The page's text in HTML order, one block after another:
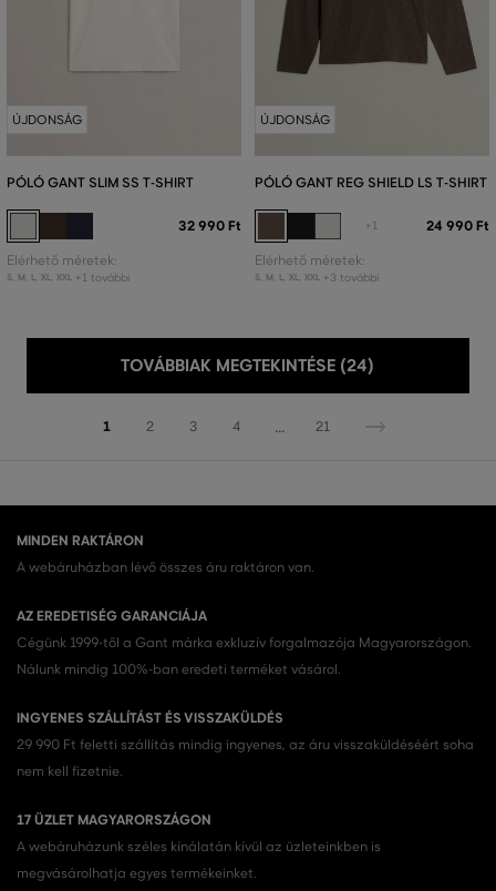
ÚJDONSÁG
PÓLÓ GANT SLIM SS T-SHIRT
32 990 Ft
Elérhető méretek:
S, M L, XL, XXL +1 további
ÚJDONSÁG
PÓLÓ GANT REG SHIELD LS T-SHIRT
+1 24 990 Ft
Elérhető méretek:
S, M L, XL, XXL +3 további
TOVÁBBIAK MEGTEKINTÉSE (24)
1 2 3 4 ... 21
MINDEN RAKTÁRON
A webáruházban lévő összes áru raktáron van.
AZ EREDETISÉG GARANCIÁJA
Cégünk 1999-től a Gant márka exkluzív forgalmazója Magyarországon.
Nálunk mindig 100%-ban eredeti terméket vásárol.
INGYENES SZÁLLÍTÁST ÉS VISSZAKÜLDÉS
29 990 Ft feletti szállítás mindig ingyenes, az áru visszaküldéséért soha
nem kell fizetnie.
17 ÜZLET MAGYARORSZÁGON
A webáruházunk széles kínálatán kívül az üzleteinkben is
megvásárolhatja egyes termékeinket.